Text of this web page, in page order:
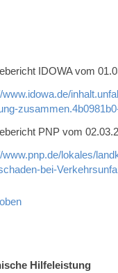
IDOWA vom
www.idowa.de/
PNP vom
www.pnp.de/lokales/
bei-
Hilfeleistung